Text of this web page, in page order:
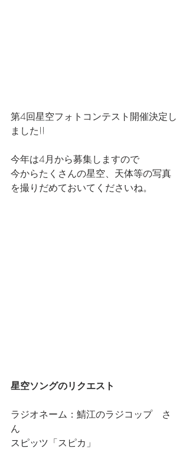
第4回星空フォトコンテスト開催決定し
ました!!
今年は4月から募集しますので
今からたくさんの星空、天体等の写真
を撮りだめておいてくださいね。
星空ソングのリクエスト
ラジオネーム：鯖江のラジコップ　さ
ん
スピッツ 「スピカ」